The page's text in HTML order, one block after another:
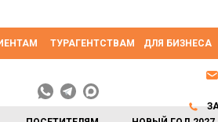
ТУРАГЕНТСТВАМ ДЛЯ БИЗНЕСА